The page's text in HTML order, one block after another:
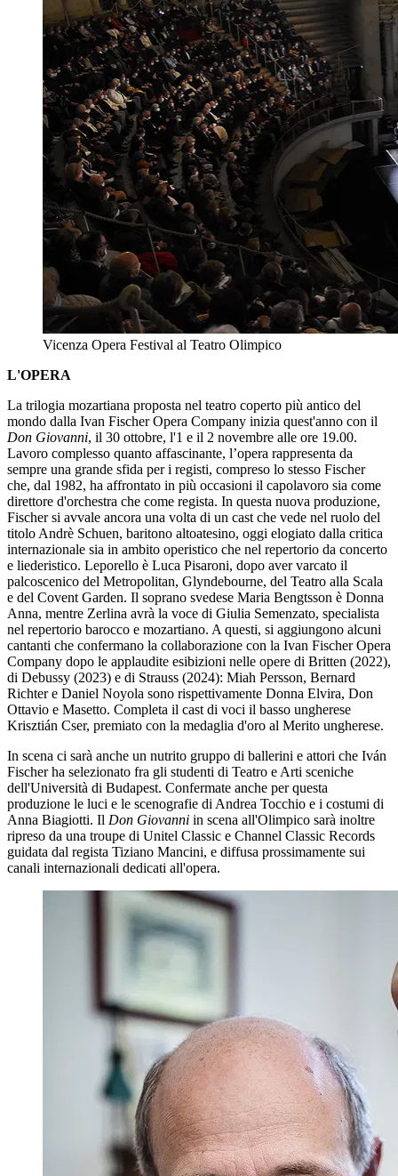
Vicenza Opera Festival al Teatro Olimpico
L'OPERA
La trilogia mozartiana proposta nel teatro coperto più antico del
mondo dalla Ivan Fischer Opera Company inizia quest'anno con il
Don Giovanni, il 30 ottobre, l'1 e il 2 novembre alle ore 19.00.
Lavoro complesso quanto affascinante, l’opera rappresenta da
sempre una grande sfida per i registi, compreso lo stesso Fischer
che, dal 1982, ha affrontato in più occasioni il capolavoro sia come
direttore d'orchestra che come regista. In questa nuova produzione,
Fischer si avvale ancora una volta di un cast che vede nel ruolo del
titolo Andrè Schuen, baritono altoatesino, oggi elogiato dalla critica
internazionale sia in ambito operistico che nel repertorio da concerto
e liederistico. Leporello è Luca Pisaroni, dopo aver varcato il
palcoscenico del Metropolitan, Glyndebourne, del Teatro alla Scala
e del Covent Garden. Il soprano svedese Maria Bengtsson è Donna
Anna, mentre Zerlina avrà la voce di Giulia Semenzato, specialista
nel repertorio barocco e mozartiano. A questi, si aggiungono alcuni
cantanti che confermano la collaborazione con la Ivan Fischer Opera
Company dopo le applaudite esibizioni nelle opere di Britten (2022),
di Debussy (2023) e di Strauss (2024): Miah Persson, Bernard
Richter e Daniel Noyola sono rispettivamente Donna Elvira, Don
Ottavio e Masetto. Completa il cast di voci il basso ungherese
Krisztián Cser, premiato con la medaglia d'oro al Merito ungherese.
In scena ci sarà anche un nutrito gruppo di ballerini e attori che Iván
Fischer ha selezionato fra gli studenti di Teatro e Arti sceniche
dell'Università di Budapest. Confermate anche per questa
produzione le luci e le scenografie di Andrea Tocchio e i costumi di
Anna Biagiotti. Il Don Giovanni in scena all'Olimpico sarà inoltre
ripreso da una troupe di Unitel Classic e Channel Classic Records
guidata dal regista Tiziano Mancini, e diffusa prossimamente sui
canali internazionali dedicati all'opera.